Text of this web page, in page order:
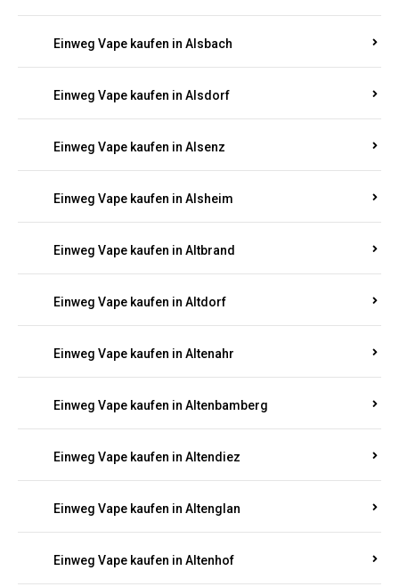
Einweg Vape kaufen in Alsbach
Einweg Vape kaufen in Alsdorf
Einweg Vape kaufen in Alsenz
Einweg Vape kaufen in Alsheim
Einweg Vape kaufen in Altbrand
Einweg Vape kaufen in Altdorf
Einweg Vape kaufen in Altenahr
Einweg Vape kaufen in Altenbamberg
Einweg Vape kaufen in Altendiez
Einweg Vape kaufen in Altenglan
Einweg Vape kaufen in Altenhof